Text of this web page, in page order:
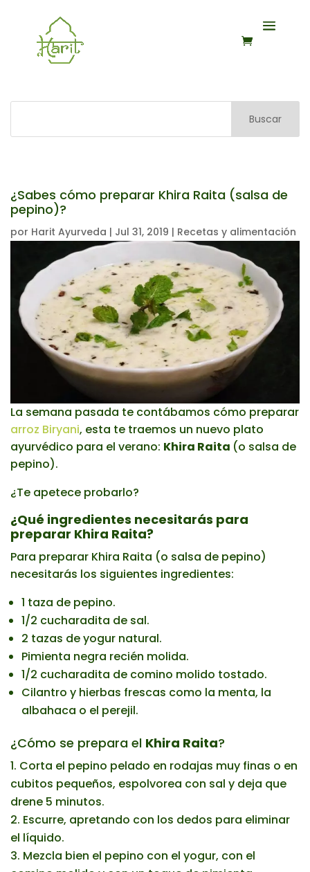
Buscar
¿Sabes cómo preparar Khira Raita (salsa de
pepino)?
por Harit Ayurveda | Jul 31, 2019 | Recetas y alimentación
La semana pasada te contábamos cómo preparar
arroz Biryani, esta te traemos un nuevo plato
ayurvédico para el verano: Khira Raita (o salsa de
pepino).
¿Te apetece probarlo?
¿Qué ingredientes necesitarás para
preparar Khira Raita?
Para preparar Khira Raita (o salsa de pepino)
necesitarás los siguientes ingredientes:
1 taza de pepino.
1/2 cucharadita de sal.
2 tazas de yogur natural.
Pimienta negra recién molida.
1/2 cucharadita de comino molido tostado.
Cilantro y hierbas frescas como la menta, la
albahaca o el perejil.
¿Cómo se prepara el Khira Raita?
Corta el pepino pelado en rodajas muy finas o en
cubitos pequeños, espolvorea con sal y deja que
drene 5 minutos.
Escurre, apretando con los dedos para eliminar
el líquido.
Mezcla bien el pepino con el yogur, con el